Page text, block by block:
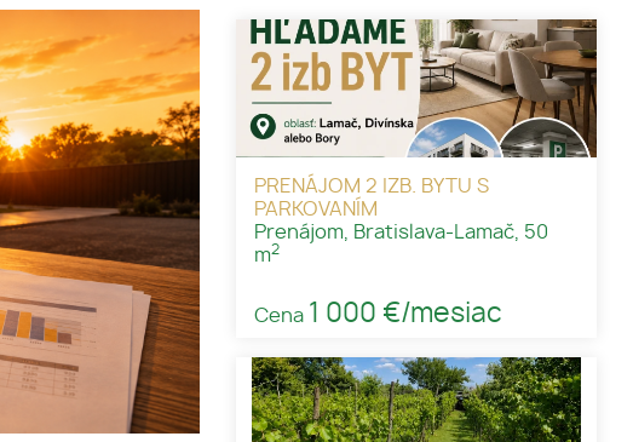
PRENÁJOM 2 IZB. BYTU S
PARKOVANÍM
Prenájom, Bratislava-Lamač, 50
m2
Cena 1 000 €/mesiac